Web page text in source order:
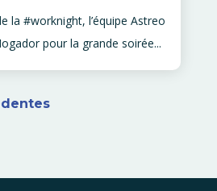
la #worknight, l’équipe Astreo
pour la grande soirée...